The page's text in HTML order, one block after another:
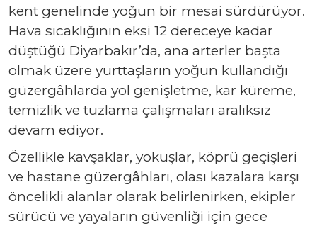
kent genelinde yoğun bir mesai sürdürüyor.
Hava sıcaklığının eksi 12 dereceye kadar
düştüğü Diyarbakır’da, ana arterler başta
olmak üzere yurttaşların yoğun kullandığı
güzergâhlarda yol genişletme, kar küreme,
temizlik ve tuzlama çalışmaları aralıksız
devam ediyor.
Özellikle kavşaklar, yokuşlar, köprü geçişleri
ve hastane güzergâhları, olası kazalara karşı
öncelikli alanlar olarak belirlenirken, ekipler
sürücü ve yayaların güvenliği için gece